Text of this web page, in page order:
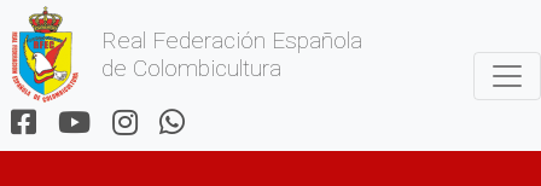
Real Federación Española
de Colombicultura